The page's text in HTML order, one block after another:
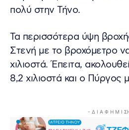
πολύ στην Τήνο.
Τα περισσότερα ύψη
Στενή με το βροχόμετρο να
χιλιοστά. Έπειτα,
8,2 χιλιοστά και ο Πύργος
- Δ Ι Α Φ Η Μ Ι